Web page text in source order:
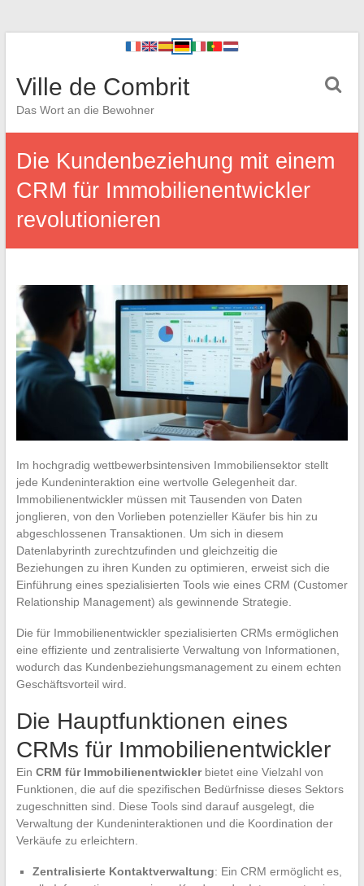
Ville de Combrit
Das Wort an die Bewohner
Die Kundenbeziehung mit einem
CRM für Immobilienentwickler
revolutionieren
Im hochgradig wettbewerbsintensiven Immobiliensektor stellt
jede Kundeninteraktion eine wertvolle Gelegenheit dar.
Immobilienentwickler müssen mit Tausenden von Daten
jonglieren, von den Vorlieben potenzieller Käufer bis hin zu
abgeschlossenen Transaktionen. Um sich in diesem
Datenlabyrinth zurechtzufinden und gleichzeitig die
Beziehungen zu ihren Kunden zu optimieren, erweist sich die
Einführung eines spezialisierten Tools wie eines CRM (Customer
Relationship Management) als gewinnende Strategie.
Die für Immobilienentwickler spezialisierten CRMs ermöglichen
eine effiziente und zentralisierte Verwaltung von Informationen,
wodurch das Kundenbeziehungsmanagement zu einem echten
Geschäftsvorteil wird.
Die Hauptfunktionen eines
CRMs für Immobilienentwickler
Ein CRM für Immobilienentwicklerbietet eine Vielzahl von
Funktionen, die auf die spezifischen Bedürfnisse dieses Sektors
zugeschnitten sind. Diese Tools sind darauf ausgelegt, die
Verwaltung der Kundeninteraktionen und die Koordination der
Verkäufe zu erleichtern.
Zentralisierte Kontaktverwaltung: Ein CRM ermöglicht es,